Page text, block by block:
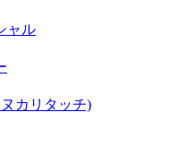
ャル
カリタッチ)